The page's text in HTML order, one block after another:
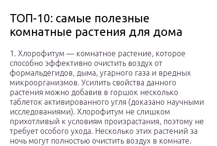
ТОП-10: самые полезные
комнатные растения для дома
1. Хлорофитум — комнатное растение, которое
способно эффективно очистить воздух от
формальдегидов, дыма, угарного газа и вредных
микроорганизмов. Усилить свойства данного
растения можно добавив в горшок несколько
таблеток активированного угля (доказано научными
исследованиями). Хлорофитум не слишком
прихотливый к условиям произрастания, поэтому не
требует особого ухода. Несколько этих растений за
ночь могут полностью очистить воздух в комнате.